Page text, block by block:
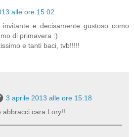
alle ore 15:02
e decisamente gustoso como
di primavera :)
e tanti baci, tvb!!!!!
3 aprile 2013 alle ore 15:18
abbracci cara Lory!!